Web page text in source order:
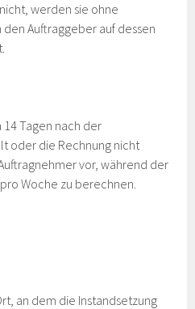
werden sie ohne
Auftraggeber auf dessen
Tagen nach der
oder die Rechnung nicht
vor, während der
Woche zu berechnen.
an dem die Instandsetzung